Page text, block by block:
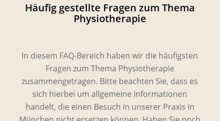
Häufig gestellte Fragen zum Thema
Physiotherapie
In diesem FAQ-Bereich haben wir die häufigsten
Fragen zum Thema Physiotherapie
zusammengetragen. Bitte beachten Sie, dass es
sich hierbei um allgemeine Informationen
handelt, die einen Besuch in unserer Praxis in